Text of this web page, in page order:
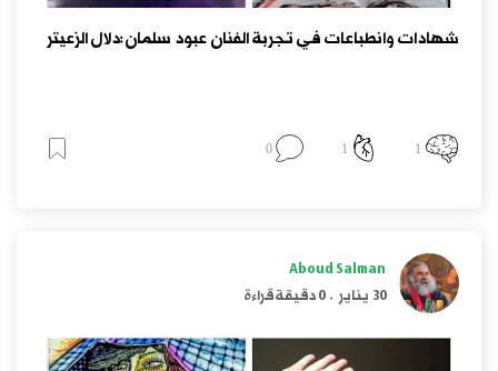
شهادات وانطباعات في تجربة الفنان عبود سلمان:دلال الزعيتر
1
1
0
Aboud Salman
30 يناير
.0 دقيقة قراءة